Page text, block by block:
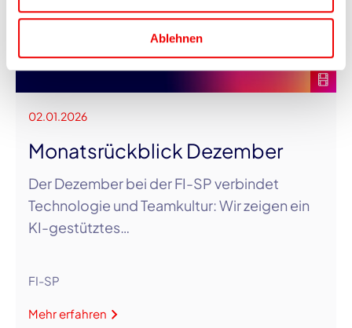
Ablehnen
02.01.2026
Monatsrückblick Dezember
Der Dezember bei der FI-SP verbindet
Technologie und Teamkultur: Wir zeigen ein
KI-gestütztes…
FI-SP
Mehr erfahren